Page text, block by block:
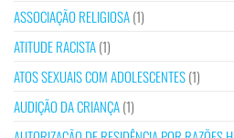
ASSOCIAÇÃO RELIGIOSA(1)
ATITUDE RACISTA(1)
ATOS SEXUAIS COM ADOLESCENTES(1)
AUDIÇÃO DA CRIANÇA(1)